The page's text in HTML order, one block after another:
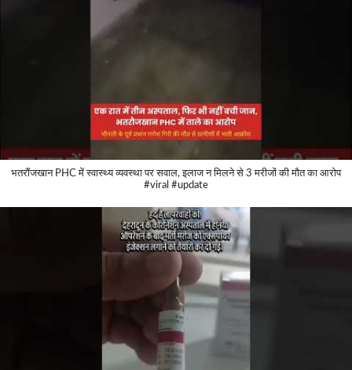
भतरौंजखान PHC में स्वास्थ्य व्यवस्था पर सवाल, इलाज न मिलने से 3 मरीजों की मौत का आरोप
#viral #update